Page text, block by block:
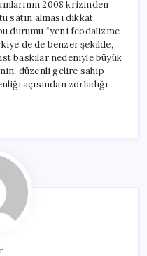
2008 krizinden
satın alması dikkat
durumu “yeni feodalizme
de benzer şekilde,
baskılar nedeniyle büyük
düzenli gelire sahip
açısından zorladığı